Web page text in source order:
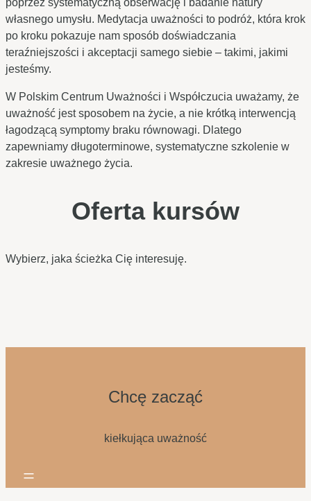
poprzez systematyczną obserwację i badanie natury
własnego umysłu. Medytacja uważności to podróż, która krok
po kroku pokazuje nam sposób doświadczania
teraźniejszości i akceptacji samego siebie – takimi, jakimi
jesteśmy.
W Polskim Centrum Uważności i Współczucia uważamy, że
uważność jest sposobem na życie, a nie krótką interwencją
łagodzącą symptomy braku równowagi. Dlatego
zapewniamy długoterminowe, systematyczne szkolenie w
zakresie uważnego życia.
Oferta kursów
Wybierz, jaka ścieżka Cię interesuję.
Chcę zacząć
kiełkująca uważność
=